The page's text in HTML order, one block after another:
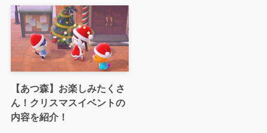
【あつ森】お楽しみたくさ
ん！クリスマスイベントの
内容を紹介！